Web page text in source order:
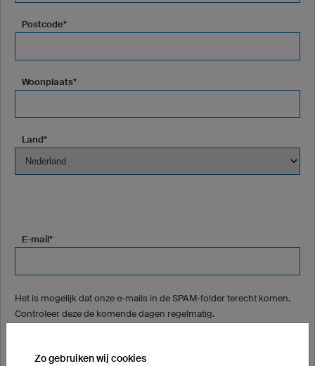
Postcode*
Woonplaats*
Land*
E-mail*
Het is mogelijk dat onze e-mails in de SPAM-folder terecht komen.
Controleer deze de komende dagen regelmatig.
Zo gebruiken wij cookies